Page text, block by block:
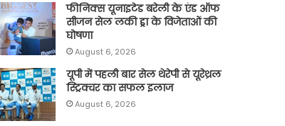
फीनिक्स यूनाइटेड बरेली के एंड ऑफ
सीजन सेल लकी ड्रा के विजेताओं की
घोषणा
August 6, 2026
यूपी में पहली बार सेल थेरेपी से यूरेथ्रल
स्ट्रिक्चर का सफल इलाज
August 6, 2026